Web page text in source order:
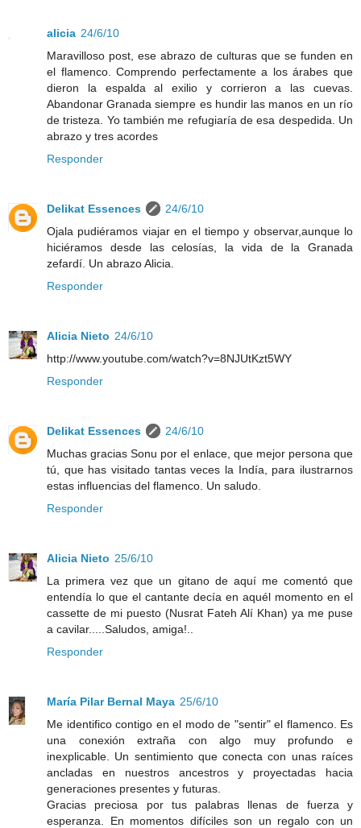
alicia 24/6/10
Maravilloso post, ese abrazo de culturas que se funden en
el flamenco. Comprendo perfectamente a los árabes que
dieron la espalda al exilio y corrieron a las cuevas.
Abandonar Granada siempre es hundir las manos en un río
de tristeza. Yo también me refugiaría de esa despedida. Un
abrazo y tres acordes
Responder
Delikat Essences
24/6/10
Ojala pudiéramos viajar en el tiempo y observar,aunque lo
hiciéramos desde las celosías, la vida de la Granada
zefardí. Un abrazo Alicia.
Responder
Alicia Nieto 24/6/10
http://www.youtube.com/watch?v=8NJUtKzt5WY
Responder
Delikat Essences
24/6/10
Muchas gracias Sonu por el enlace, que mejor persona que
tú, que has visitado tantas veces la Indía, para ilustrarnos
estas influencias del flamenco. Un saludo.
Responder
Alicia Nieto 25/6/10
La primera vez que un gitano de aquí me comentó que
entendía lo que el cantante decía en aquél momento en el
cassette de mi puesto (Nusrat Fateh Alí Khan) ya me puse
a cavilar.....Saludos, amiga!..
Responder
María Pilar Bernal Maya 25/6/10
Me identifico contigo en el modo de "sentir" el flamenco. Es
una conexión extraña con algo muy profundo e
inexplicable. Un sentimiento que conecta con unas raíces
ancladas en nuestros ancestros y proyectadas hacia
generaciones presentes y futuras.
Gracias preciosa por tus palabras llenas de fuerza y
esperanza. En momentos difíciles son un regalo con un